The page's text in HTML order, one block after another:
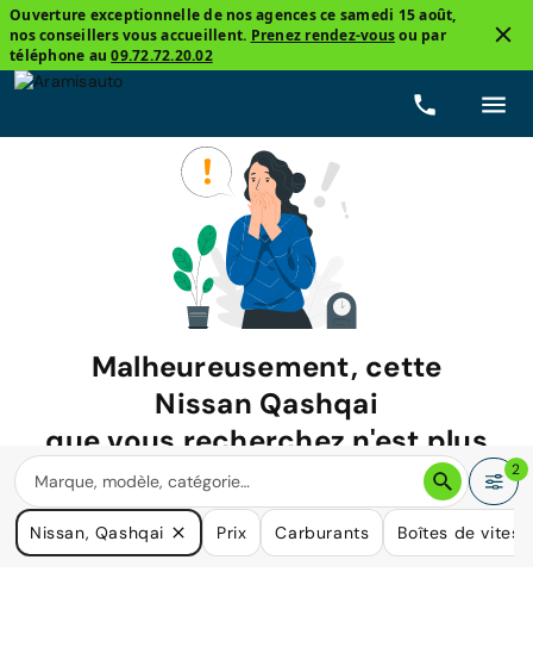
Ouverture exceptionnelle de nos agences ce samedi 15 août,
nos conseillers vous accueillent. Prenez rendez-vousou par
téléphone au09.72.72.20.02
Malheureusement, cette
Nissan Qashqai
que vous recherchez n'est plus
disponible.
Nous avons de nombreuses voitures qui pourraient répondre
à vos besoins.
2
Nissan, Qashqai Prix Carburants Boîtes de